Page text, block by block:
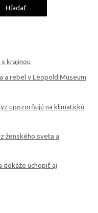
krajinou
a rebel v Leopold Museum
upozorňujú na klimatickú
ženského sveta a
dokáže uchopiť aj